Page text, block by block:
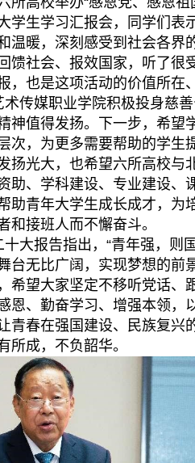
学生学习汇报会，同学们表
温暖，深刻感受到社会各界
馈社会、报效国家，听了很
，也是这项活动的价值所在
术传媒职业学院积极投身慈
神值得发扬。下一步，希望
次，为更多需要帮助的学生
扬光大，也希望六所高校与
助、学科建设、专业建设、
助青年大学生成长成才，为
和接班人而不懈奋斗。
大报告指出，“青年强，则
台无比广阔，实现梦想的前
希望大家坚定不移听党话、
恩、勤奋学习、增强本领，
青春在强国建设、民族复兴
所成，不负韶华。